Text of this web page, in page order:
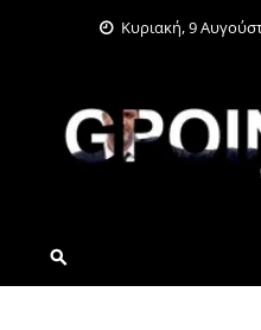
Κυριακή, 9
G-